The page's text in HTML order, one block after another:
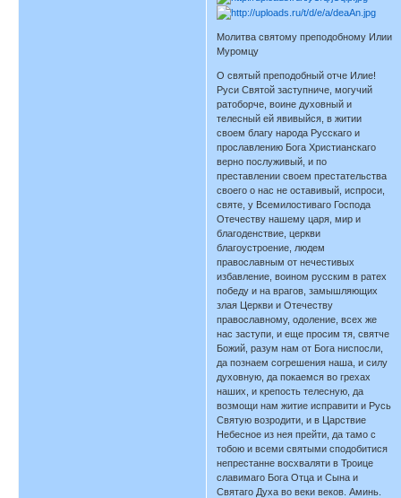
Молитва святому преподобному Илии
Муромцу
О святый преподобный отче Илие!
Руси Святой заступниче, могучий
ратоборче, воине духовный и
телесный ей явивыйся, в житии
своем благу народа Русскаго и
прославлению Бога Христианскаго
верно послуживый, и по
преставлении своем престательства
своего о нас не оставивый, испроси,
святе, у Всемилостиваго Господа
Отечеству нашему царя, мир и
благоденствие, церкви
благоустроение, людем
православным от нечестивых
избавление, воином русским в ратех
победу и на врагов, замышляющих
злая Церкви и Отечеству
православному, одоление, всех же
нас заступи, и еще просим тя, святче
Божий, разум нам от Бога ниспосли,
да познаем согрешения наша, и силу
духовную, да покаемся во грехах
наших, и крепость телесную, да
возмощи нам житие исправити и Русь
Святую возродити, и в Царствие
Небесное из нея прейти, да тамо с
тобою и всеми святыми сподобитися
непрестанне восхваляти в Троице
славимаго Бога Отца и Сына и
Святаго Духа во веки веков. Аминь.